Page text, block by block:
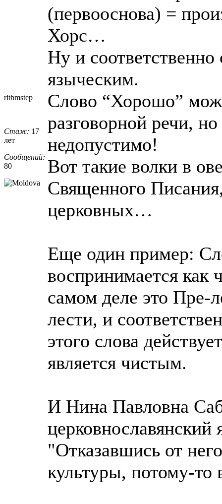
rithmstep
Стаж: 17
лет
Сообщений:
80
(первооснова) =
Хорс…
Ну и
языческим.
Слово “Хорошо”
разговорной речи,
недопустимо!
Вот такие волки в
Священного
церковных…
Еще один пример:
воспринимается как
самом деле это Пре-
лести, и
этого слова
является чистым.
И Нина Павловна
церковнославянский
"Отказавшись от
культуры, потому-то